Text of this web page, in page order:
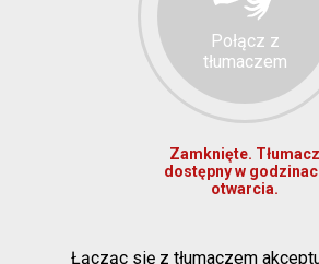
Połącz z
tłumaczem
Zamknięte. Tłumacz
dostępny w
otwarcia.
Łącząc się z tłumaczem